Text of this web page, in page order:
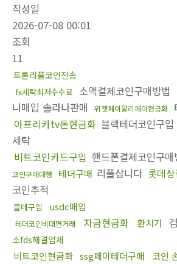
작성일
2026-07-08 00:01
조회
11
트론리플코인전송
fx세탁최저수수료 소액결제코인구매방법
나매입 솔라나판매
위챗페이알리페이현금화
아프리카tv돈현금화 블랙테더코인구입
세탁
비트코인카드구입 핸드폰결제코인구매
코인구매대행
테더구매 리플삽니다 롯데
코인추적
블테구입 usdc매입
테더코인비대면거래 자금현금화 환치기
소fds해결업체
비트코인현금화 ssg페이테더구매 코인